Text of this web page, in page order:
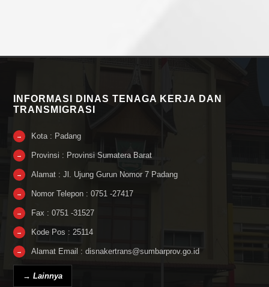
INFORMASI DINAS TENAGA KERJA DAN
TRANSMIGRASI
→ Kota : Padang
→ Provinsi : Provinsi Sumatera Barat
→ Alamat : Jl. Ujung Gurun Nomor 7 Padang
→ Nomor Telepon : 0751 -27417
→ Fax : 0751 -31527
→ Kode Pos : 25114
→ Alamat Email : disnakertrans@sumbarprov.go.id
→ Lainnya